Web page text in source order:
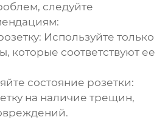
следуйте
: Используйте только
которые соответствуют ее
состояние розетки:
на наличие трещин,